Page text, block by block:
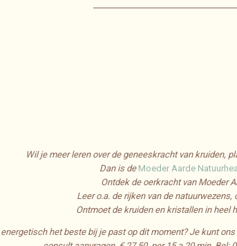
Wil je meer leren over de geneeskracht van kruiden,
Dan is de Moeder Aarde
Ontdek de oerkracht van Moeder
Leer o.a. de rijken van de natuurwezens,
Ontmoet de kruiden en kristallen in heel
het beste bij je past op dit moment? Je kunt